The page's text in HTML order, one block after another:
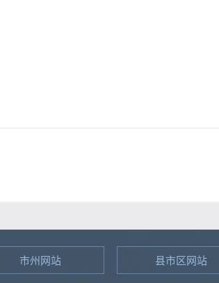
中共罗
罗子山
市州网站 县市区网站